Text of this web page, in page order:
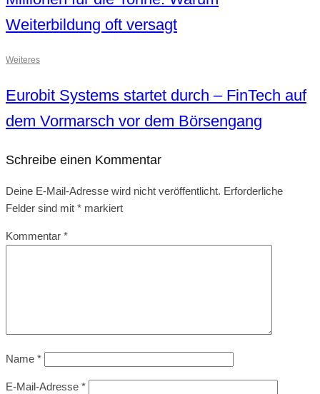
Weiterbildung oft versagt
Weiteres
Eurobit Systems startet durch – FinTech auf
dem Vormarsch vor dem Börsengang
Schreibe einen Kommentar
Deine E-Mail-Adresse wird nicht veröffentlicht. Erforderliche
Felder sind mit * markiert
Kommentar *
Name *
E-Mail-Adresse *